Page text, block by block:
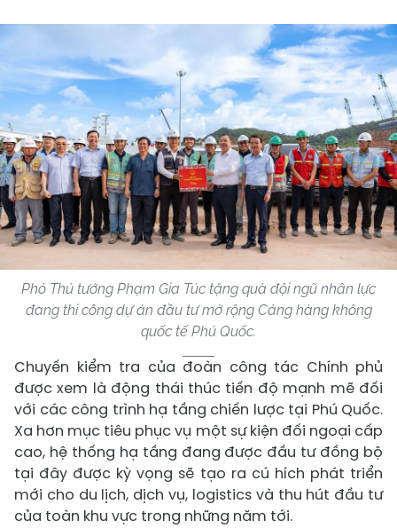
Phó Thủ tướng Phạm Gia Túc tặng quà đội ngũ nhân lực
đang thi công dự án đầu tư mở rộng Cảng hàng không
quốc tế Phú Quốc.
Chuyến kiểm tra của đoàn công tác Chính phủ
được xem là động thái thúc tiến độ mạnh mẽ đối
với các công trình hạ tầng chiến lược tại Phú Quốc.
Xa hơn mục tiêu phục vụ một sự kiện đối ngoại cấp
cao, hệ thống hạ tầng đang được đầu tư đồng bộ
tại đây được kỳ vọng sẽ tạo ra cú hích phát triển
mới cho du lịch, dịch vụ, logistics và thu hút đầu tư
của toàn khu vực trong những năm tới.